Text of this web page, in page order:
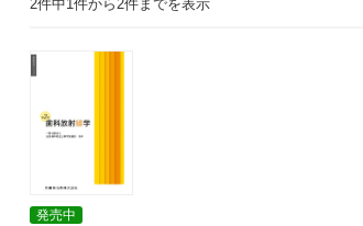
2件中1件から2件までを表示
発売中